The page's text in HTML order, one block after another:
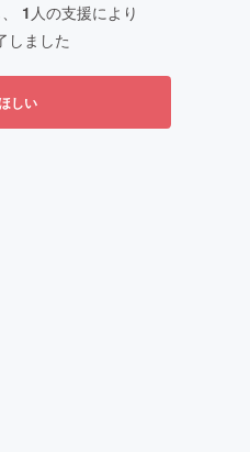
1 人の支援により
しました
しい